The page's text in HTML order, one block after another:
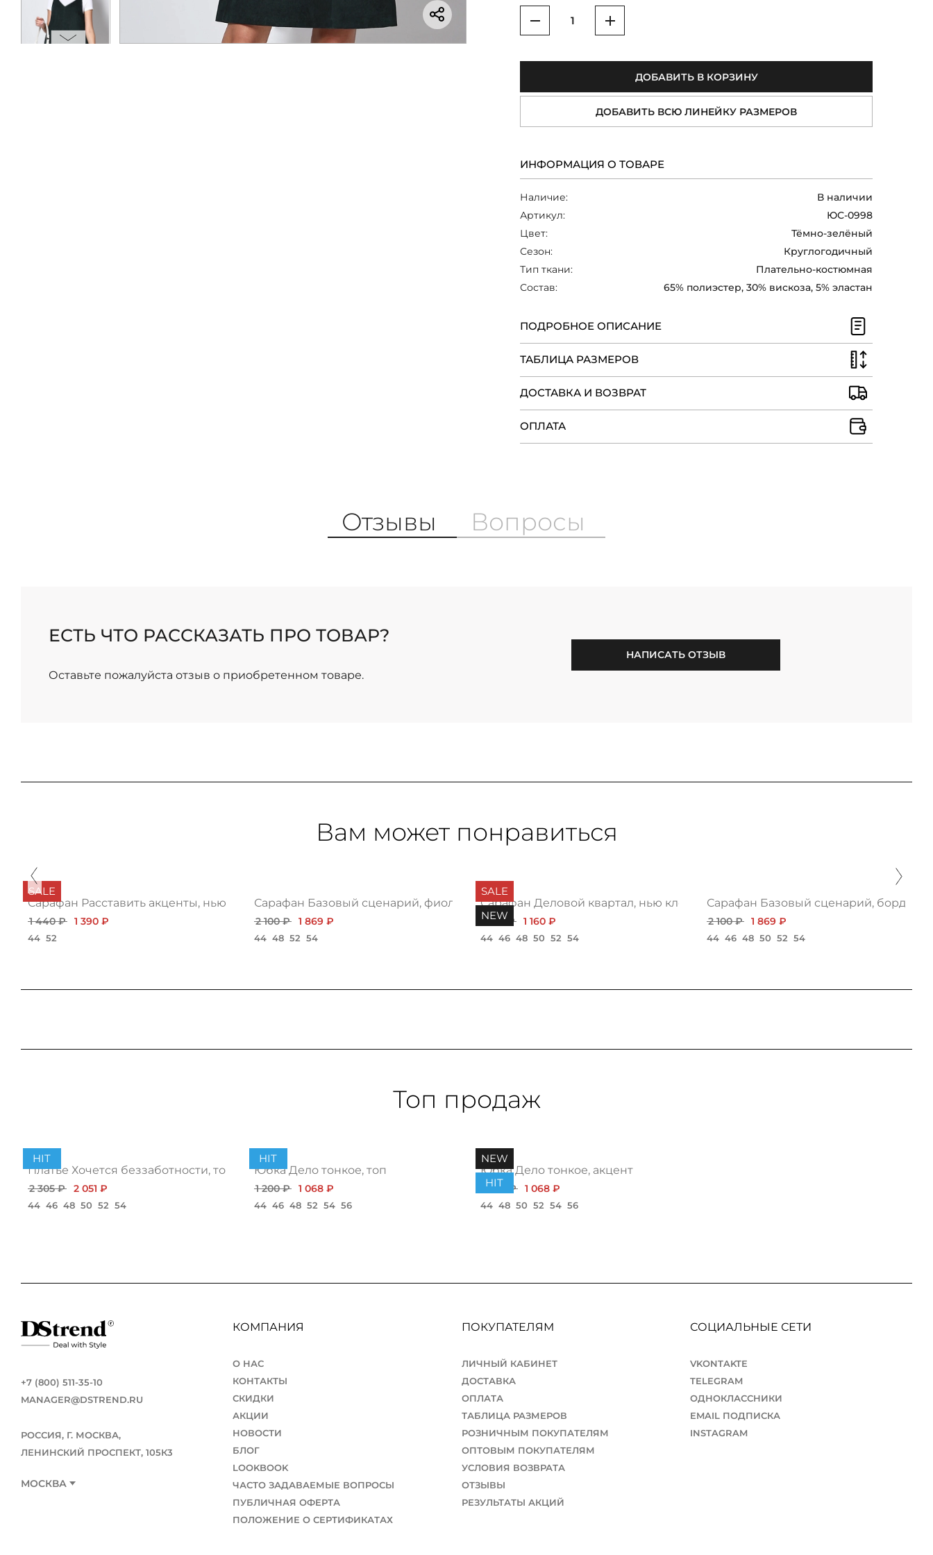
ОПЛАТА
ТАБЛИЦА РАЗМЕРОВ
Уменьшить Увеличить
ДОБАВИТЬ В КОРЗИНУ
ДОБАВИТЬ ВСЮ ЛИНЕЙКУ РАЗМЕРОВ
ИНФОРМАЦИЯ О ТОВАРЕ
Наличие:
В наличии
Артикул:
ЮС-0998
Цвет:
Тёмно-зелёный
Сезон:
Круглогодичный
Тип ткани:
Плательно-костюмная
Состав:
65% полиэстер, 30% вискоза, 5% эластан
ПОДРОБНОЕ ОПИСАНИЕ
ТАБЛИЦА РАЗМЕРОВ
ДОСТАВКА И ВОЗВРАТ
ОПЛАТА
Отзывы Вопросы
ЕСТЬ ЧТО РАССКАЗАТЬ ПРО ТОВАР?
Оставьте пожалуйста отзыв о приобретенном товаре.
НАПИСАТЬ ОТЗЫВ
Вам может понравиться
SALE
Сарафан Расставить акценты, нью
1 440 ₽ 1 390 ₽
44 52
Сарафан Базовый сценарий, фиолет
2 100 ₽ 1 869 ₽
44 48 52 54
SALE
NEW
Сарафан Деловой квартал, нью клетка
1 525 ₽ 1 160 ₽
44 46 48 50 52 54
Сарафан Базовый сценарий, бордо
2 100 ₽ 1 869 ₽
44 46 48 50 52 54
Топ продаж
HIT
Платье Хочется беззаботности, топ
2 305 ₽ 2 051 ₽
44 46 48 50 52 54
HIT
Юбка Дело тонкое, топ
1 200 ₽ 1 068 ₽
44 46 48 52 54 56
NEW
HIT
Юбка Дело тонкое, акцент
1 200 ₽ 1 068 ₽
44 48 50 52 54 56
+7 (800) 511-35-10
MANAGER@DSTREND.RU
РОССИЯ, Г. МОСКВА,
ЛЕНИНСКИЙ ПРОСПЕКТ, 105К3
МОСКВА
КОМПАНИЯ
О НАС
КОНТАКТЫ
СКИДКИ
АКЦИИ
НОВОСТИ
БЛОГ
LOOKBOOK
ЧАСТО ЗАДАВАЕМЫЕ ВОПРОСЫ
ПУБЛИЧНАЯ ОФЕРТА
ПОЛОЖЕНИЕ О СЕРТИФИКАТАХ
ПОКУПАТЕЛЯМ
ЛИЧНЫЙ КАБИНЕТ
ДОСТАВКА
ОПЛАТА
ТАБЛИЦА РАЗМЕРОВ
РОЗНИЧНЫМ ПОКУПАТЕЛЯМ
ОПТОВЫМ ПОКУПАТЕЛЯМ
УСЛОВИЯ ВОЗВРАТА
ОТЗЫВЫ
РЕЗУЛЬТАТЫ АКЦИЙ
СОЦИАЛЬНЫЕ СЕТИ
VKONTAKTE
TELEGRAM
ОДНОКЛАССНИКИ
EMAIL ПОДПИСКА
INSTAGRAM